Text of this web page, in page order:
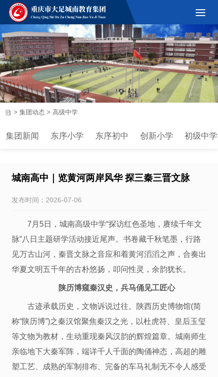
集团新闻 东序小学 东序初中 创新小学 初级中学
> 集团动态> 高级中学
城南高中｜览黄河两岸风华 探三秦三晋文脉
发布时间：2026-07-06
7月5日，城南高级中学“探访红色圣地，赓续千年文
脉”八日主题研学活动接近尾声。书卷藏千秋笔墨，行路
见万古山河，秦晋文脉之音应和着黄河滔滔之声，合奏出
华夏文明五千年的古朴悠扬，叩问性灵，余韵犹长。
陕历博窥秦汉史，兵马俑见工匠心
古迹承载历史，文物诉说过往。陕西历史博物馆(简
称“陕历博”)之秦汉馆聚焦秦汉之光，以杜虎符、皇后玉玺
等文物为教材，生动重现秦风汉韵的辉煌篇章。城南师生
亲临地下大秦军阵，端详千人千面的陶俑神态，高超的雕
塑工艺、成熟的军制排布、完备的车马礼制无不令人感受